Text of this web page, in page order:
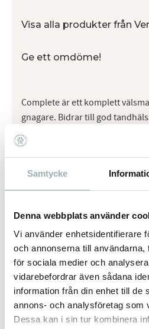
Samtycke
Denna webbplats använder
Vi använder enhetsidentifierare
och annonserna till användarna,
för sociala medier och
vidarebefordrar även sådana
information från din enhet till de
annons- och analysföretag som
Dessa kan i sin tur kombinera
Visa alla produkter från
Ge ett omdöme!
Complete är ett komplett
gnagare. Bidrar till god
Stärker immunförsvaret.
Complete Kanin Ett komplett,
kanin. Protein 15% Fett 3%
Omdömen
Du